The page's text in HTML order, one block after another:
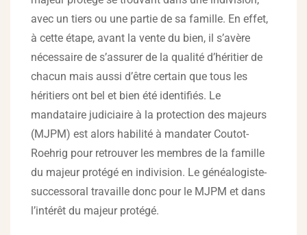
avec un tiers ou une partie de sa famille. En effet,
à cette étape, avant la vente du bien, il s’avère
nécessaire de s’assurer de la qualité d’héritier de
chacun mais aussi d’être certain que tous les
héritiers ont bel et bien été identifiés. Le
mandataire judiciaire à la protection des majeurs
(MJPM) est alors habilité à mandater Coutot-
Roehrig pour retrouver les membres de la famille
du majeur protégé en indivision. Le généalogiste-
successoral travaille donc pour le MJPM et dans
l’intérêt du majeur protégé.